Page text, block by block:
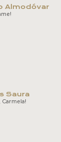
Almodóvar
Saura
Carmela!